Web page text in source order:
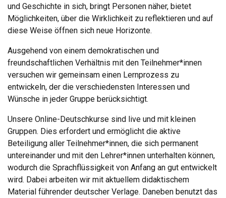
und Geschichte in sich, bringt Personen näher, bietet
Möglichkeiten, über die Wirklichkeit zu reflektieren und auf
diese Weise öffnen sich neue Horizonte.
Ausgehend von einem demokratischen und
freundschaftlichen Verhältnis mit den Teilnehmer*innen
versuchen wir gemeinsam einen Lernprozess zu
entwickeln, der die verschiedensten Interessen und
Wünsche in jeder Gruppe berücksichtigt.
Unsere Online-Deutschkurse sind live und mit kleinen
Gruppen. Dies erfordert und ermöglicht die aktive
Beteiligung aller Teilnehmer*innen, die sich permanent
untereinander und mit den Lehrer*innen unterhalten können,
wodurch die Sprachflüssigkeit von Anfang an gut entwickelt
wird. Dabei arbeiten wir mit aktuellem didaktischem
Material führender deutscher Verlage. Daneben benutzt das